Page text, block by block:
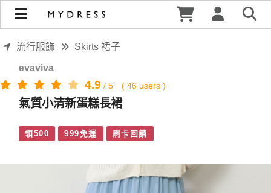
氣質小清新蛋糕長裙 | MYDRESS 時裳韓風
流行服飾 Skirts 裙子
evaviva
4.9 / 5 ( 46 users )
氣質小清新蛋糕長裙
領500 999免運 刷卡回饋